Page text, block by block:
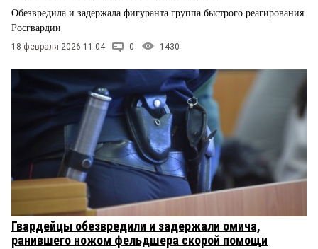
Обезвредила и задержала фигуранта группа быстрого реагирования
Росгвардии
18 февраля 2026 11:04 0 1430
Гвардейцы обезвредили и задержали омича,
ранившего ножом фельдшера скорой помощи